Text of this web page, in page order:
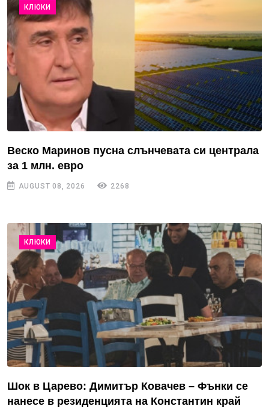
КЛЮКИ
Веско Маринов пусна слънчевата си централа
за 1 млн. евро
AUGUST 08, 2026 2268
КЛЮКИ
Шок в Царево: Димитър Ковачев – Фънки се
нанесе в резиденцията на Константин край